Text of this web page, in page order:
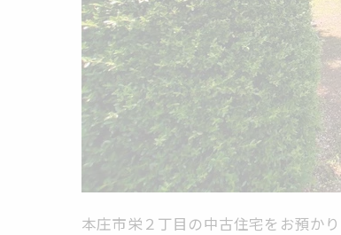
本庄市栄２丁目の中古住宅をお預かり